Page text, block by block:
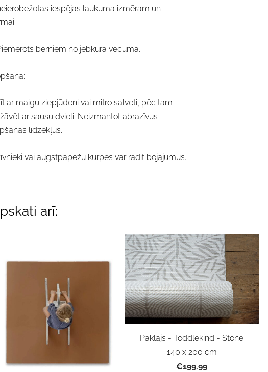
iespējas laukuma izmēram un
bērniem no jebkura vecuma.
ar maigu ziepjūdeni vai mitro salveti, pēc tam
ar sausu dvieli. Neizmantot abrazīvus
līdzekļus.
vai augstpapēžu kurpes var radīt bojājumus.
arī:
Paklājs - Toddlekind - Stone
140 x 200 cm
€199.99